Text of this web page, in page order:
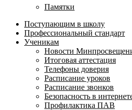
Памятки
Поступающим в школу
Профессиональный стандарт
Ученикам
Новости
Итоговая аттестация
Телефоны доверия
Расписание уроков
Расписание звонков
Безопасность в
Профилактика ПАВ